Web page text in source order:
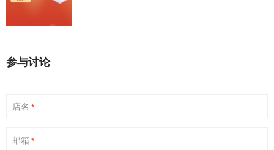
参与讨论
店名 *
邮箱 *